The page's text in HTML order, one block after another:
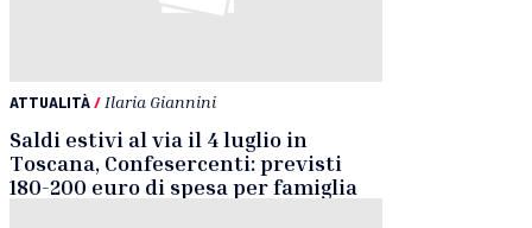
ATTUALITÀ/Ilaria Giannini
Saldi estivi al via il 4 luglio in
Toscana, Confesercenti: previsti
180-200 euro di spesa per famiglia